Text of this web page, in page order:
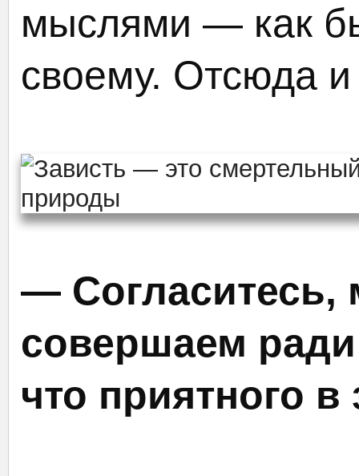
мыслями — как
своему. Отсюда и
— Согласитесь,
совершаем
что приятного в